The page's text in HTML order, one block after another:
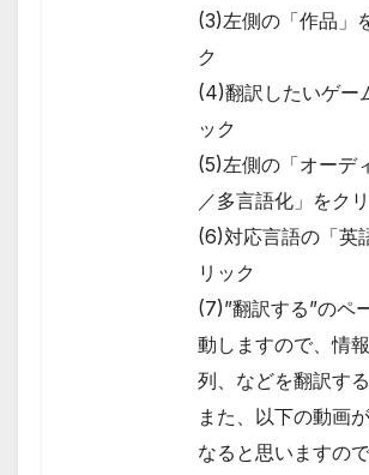
(3)左側の「作品」
ク
(4)翻訳したいゲー
ック
(5)左側の「オーデ
／多言語化」をク
(6)対応言語の「英
リック
(7)”翻訳する”のペ
動しますので、情
列、などを翻訳する
また、以下の動画
なると思いますの